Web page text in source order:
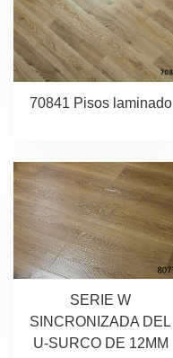
70841 Pisos laminado
SERIE W
SINCRONIZADA DEL
U-SURCO DE 12MM